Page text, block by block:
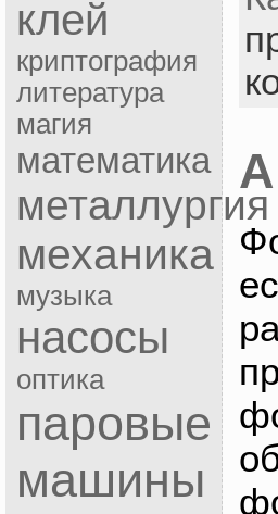
клей
криптография
литература
магия
математика
металлургия
механика
музыка
насосы
оптика
паровые
машины